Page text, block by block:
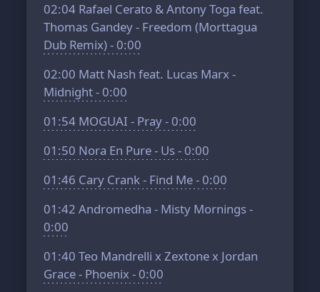
02:04 Rafael Cerato & Antony Toga feat.
Thomas Gandey - Freedom (Morttagua
Dub Remix) - 0:00
02:00 Matt Nash feat. Lucas Marx -
Midnight - 0:00
01:54 MOGUAI - Pray - 0:00
01:50 Nora En Pure - Us - 0:00
01:46 Cary Crank - Find Me - 0:00
01:42 Andromedha - Misty Mornings -
0:00
01:40 Teo Mandrelli x Zextone x Jordan
Grace - Phoenix - 0:00